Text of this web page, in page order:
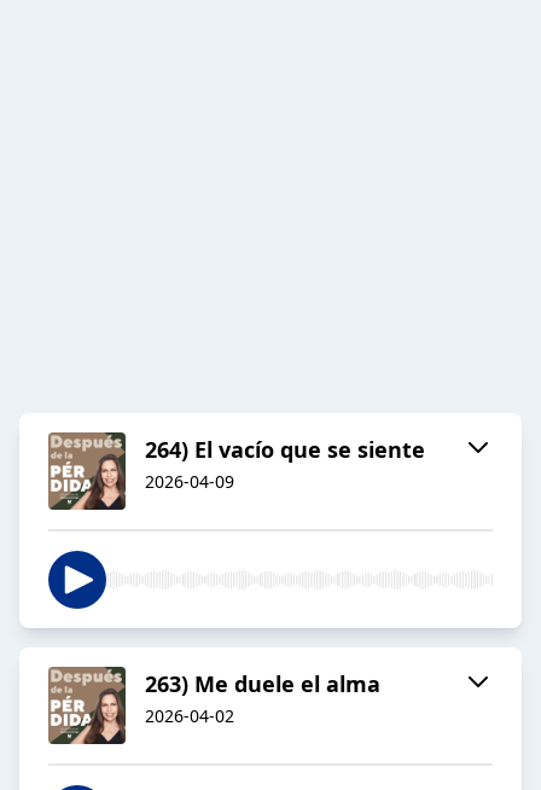
264) El vacío que se siente
2026-04-09
263) Me duele el alma
2026-04-02